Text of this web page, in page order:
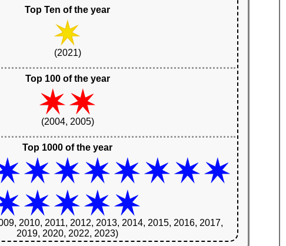
Top Ten of the year
(2021)
Top 100 of the year
(2004, 2005)
Top 1000 of the year
2010, 2011, 2012, 2013, 2014, 2015, 2016, 2017,
2019, 2020, 2022, 2023)